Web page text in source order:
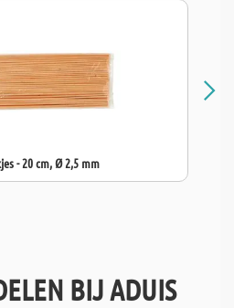
- 20 cm, Ø 2,5 mm
BIJ ADUIS